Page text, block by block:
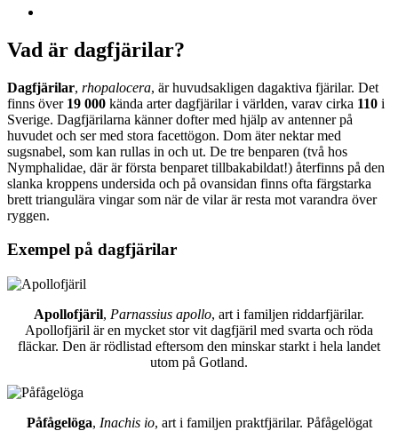
Vad är dagfjärilar?
Dagfjärilar, rhopalocera, är huvudsakligen dagaktiva fjärilar. Det
finns över 19 000 kända arter dagfjärilar i världen, varav cirka 110 i
Sverige. Dagfjärilarna känner dofter med hjälp av antenner på
huvudet och ser med stora facettögon. Dom äter nektar med
sugsnabel, som kan rullas in och ut. De tre benparen (två hos
Nymphalidae, där är första benparet tillbakabildat!) återfinns på den
slanka kroppens undersida och på ovansidan finns ofta färgstarka
brett triangulära vingar som när de vilar är resta mot varandra över
ryggen.
Exempel på dagfjärilar
Apollofjäril, Parnassius apollo, art i familjen riddarfjärilar.
Apollofjäril är en mycket stor vit dagfjäril med svarta och röda
fläckar. Den är rödlistad eftersom den minskar starkt i hela landet
utom på Gotland.
Påfågelöga, Inachis io, art i familjen praktfjärilar. Påfågelögat